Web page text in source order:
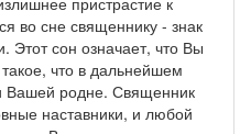
во сне священнику - знак
Этот сон означает, что Вы
такое, что в дальнейшем
Вашей родне. Священник
наставники, и любой